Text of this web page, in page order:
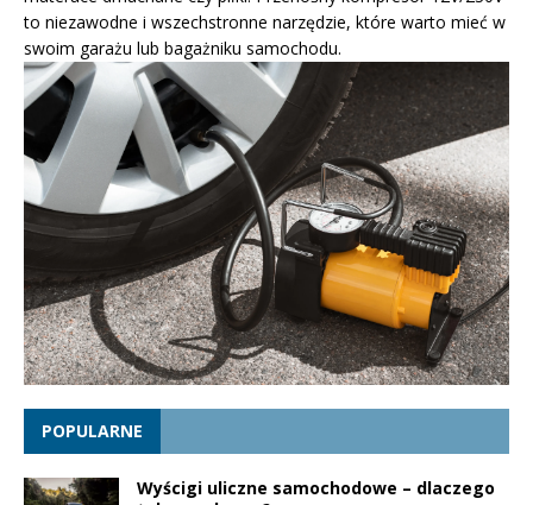
to niezawodne i wszechstronne narzędzie, które warto mieć w
swoim garażu lub bagażniku samochodu.
POPULARNE
Wyścigi uliczne samochodowe – dlaczego